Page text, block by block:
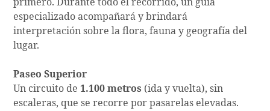
primero. Durante todo el recorrido, un guía
especializado acompañará y brindará
interpretación sobre la flora, fauna y geografía del
lugar.
Paseo Superior
Un circuito de1.100 metros (ida y vuelta), sin
escaleras, que se recorre por pasarelas elevadas.